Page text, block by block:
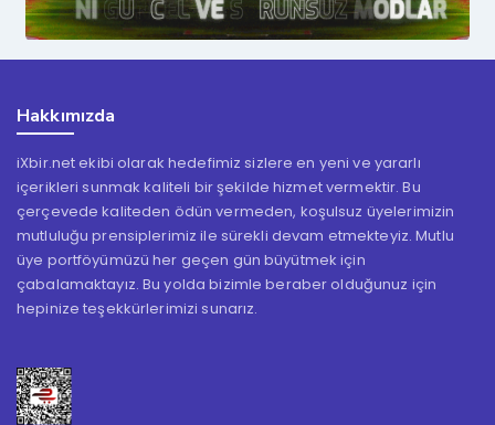
Hakkımızda
iXbir.net ekibi olarak hedefimiz sizlere en yeni ve yararlı
içerikleri sunmak kaliteli bir şekilde hizmet vermektir. Bu
çerçevede kaliteden ödün vermeden, koşulsuz üyelerimizin
mutluluğu prensiplerimiz ile sürekli devam etmekteyiz. Mutlu
üye portföyümüzü her geçen gün büyütmek için
çabalamaktayız. Bu yolda bizimle beraber olduğunuz için
hepinize teşekkürlerimizi sunarız.